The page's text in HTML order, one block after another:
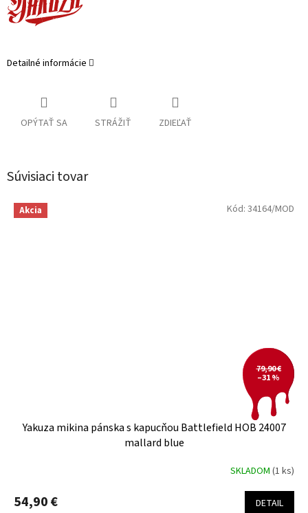
Detailné informácie
OPÝTAŤ SA STRÁŽIŤ ZDIEĽAŤ
Súvisiaci tovar
Akcia
79,90 €
–31 %
Yakuza mikina pánska s kapucňou Battlefield HOB 24007
mallard blue
SKLADOM (1 ks)
54,90 € DETAIL
Kód: 34164/MOD